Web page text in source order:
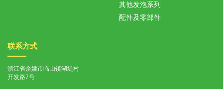
其他发泡系列
配件及零部件
联系方式
浙江省余姚市临山镇湖堤村
开发路7号